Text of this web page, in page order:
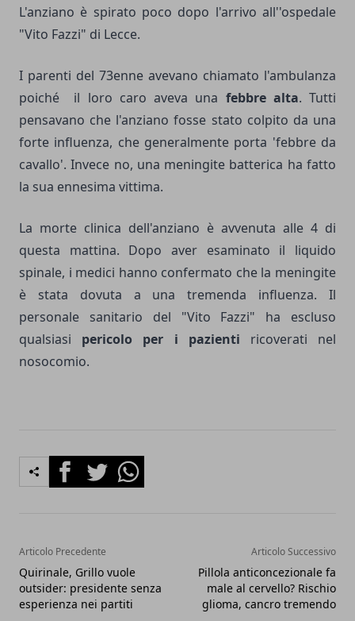
L'anziano è spirato poco dopo l'arrivo all''ospedale
"Vito Fazzi" di Lecce.
I parenti del 73enne avevano chiamato l'ambulanza
poiché il loro caro aveva una febbre alta. Tutti
pensavano che l'anziano fosse stato colpito da una
forte influenza, che generalmente porta 'febbre da
cavallo'. Invece no, una meningite batterica ha fatto
la sua ennesima vittima.
La morte clinica dell'anziano è avvenuta alle 4 di
questa mattina. Dopo aver esaminato il liquido
spinale, i medici hanno confermato che la meningite
è stata dovuta a una tremenda influenza. Il
personale sanitario del "Vito Fazzi" ha escluso
qualsiasi pericolo per i pazienti ricoverati nel
nosocomio.
FacebookTwitterWhatsapp
Articolo Precedente
Quirinale, Grillo vuole
outsider: presidente senza
esperienza nei partiti
Articolo Successivo
Pillola anticoncezionale fa
male al cervello? Rischio
glioma, cancro tremendo